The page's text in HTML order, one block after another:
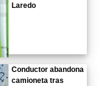
Laredo
Conductor abandona
camioneta tras